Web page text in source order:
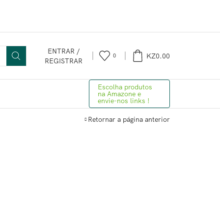
ENTRAR /
REGISTRAR
0 KZ0.00
Escolha produtos
na Amazone e
envie-nos links !
Retornar a página anterior